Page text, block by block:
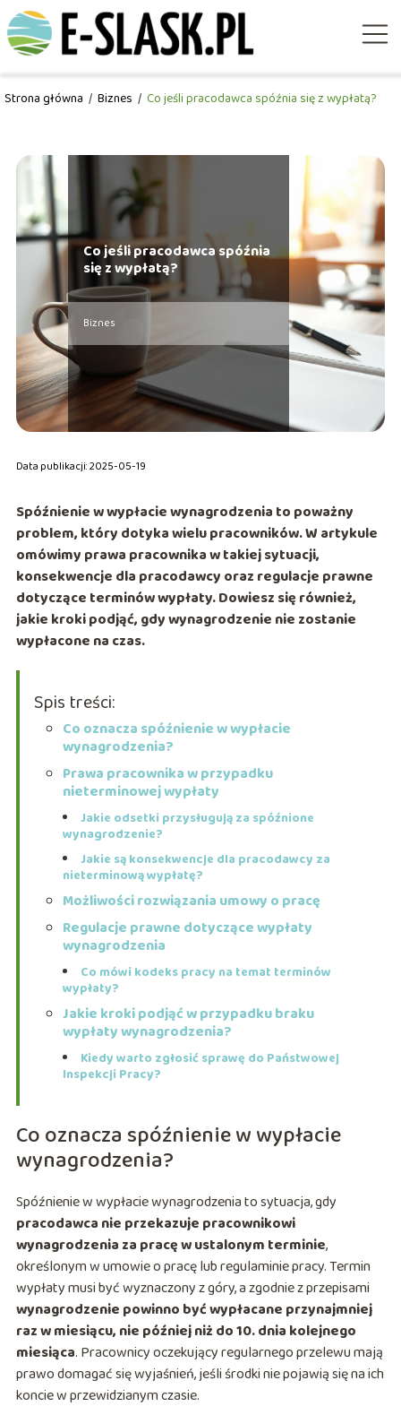
Strona główna / Biznes / Co jeśli pracodawca spóźnia się z wypłatą?
Co jeśli pracodawca spóźnia
się z wypłatą?
Biznes
Data publikacji: 2025-05-19
Spóźnienie w wypłacie wynagrodzenia to poważny
problem, który dotyka wielu pracowników. W artykule
omówimy prawa pracownika w takiej sytuacji,
konsekwencje dla pracodawcy oraz regulacje prawne
dotyczące terminów wypłaty. Dowiesz się również,
jakie kroki podjąć, gdy wynagrodzenie nie zostanie
wypłacone na czas.
Spis treści:
Co oznacza spóźnienie w wypłacie
wynagrodzenia?
Prawa pracownika w przypadku
nieterminowej wypłaty
Jakie odsetki przysługują za spóźnione
wynagrodzenie?
Jakie są konsekwencje dla pracodawcy za
nieterminową wypłatę?
Możliwości rozwiązania umowy o pracę
Regulacje prawne dotyczące wypłaty
wynagrodzenia
Co mówi kodeks pracy na temat terminów
wypłaty?
Jakie kroki podjąć w przypadku braku
wypłaty wynagrodzenia?
Kiedy warto zgłosić sprawę do Państwowej
Inspekcji Pracy?
Co oznacza spóźnienie w wypłacie
wynagrodzenia?
Spóźnienie w wypłacie wynagrodzenia to sytuacja, gdy
pracodawca nie przekazuje pracownikowi
wynagrodzenia za pracę w ustalonym terminie,
określonym w umowie o pracę lub regulaminie pracy. Termin
wypłaty musi być wyznaczony z góry, a zgodnie z przepisami
wynagrodzenie powinno być wypłacane przynajmniej
raz w miesiącu, nie później niż do 10. dnia kolejnego
miesiąca. Pracownicy oczekujący regularnego przelewu mają
prawo domagać się wyjaśnień, jeśli środki nie pojawią się na ich
koncie w przewidzianym czasie.